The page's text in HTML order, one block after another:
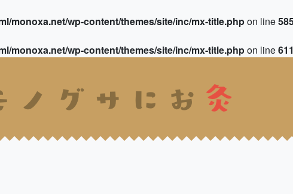
monoxa.net/wp-content/themes/site/inc/mx-title.phpon line
monoxa.net/wp-content/themes/site/inc/mx-title.phpon line611